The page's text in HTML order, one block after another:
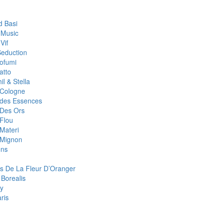
Basi
& Stella
Essences
Ors
De La Fleur D’Oranger